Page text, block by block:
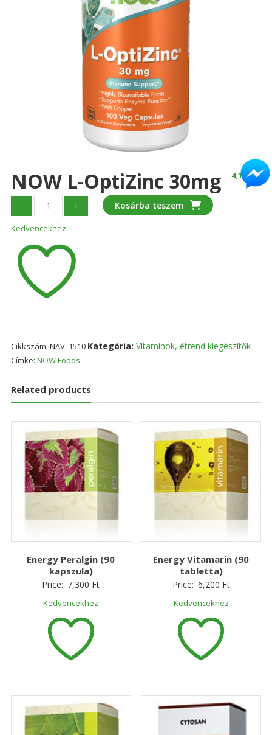
NOW L-OptiZinc 30mg 4,190Ft
-
NOW
L-
OptiZinc
30mg
mennyiség
+ Kosárba teszem
Kedvencekhez
Cikkszám: NAV_1510 Kategória: Vitaminok, étrend kiegészítők
Címke: NOW Foods
Related products
Energy Peralgin (90
kapszula)
Price: 7,300 Ft
Kedvencekhez
Energy Vitamarin (90
tabletta)
Price: 6,200 Ft
Kedvencekhez